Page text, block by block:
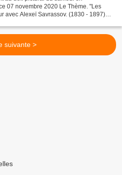
07 novembre 2020 Le Thème. "Les
avec Alexeï Savrassov. (1830 - 1897)
suivante >